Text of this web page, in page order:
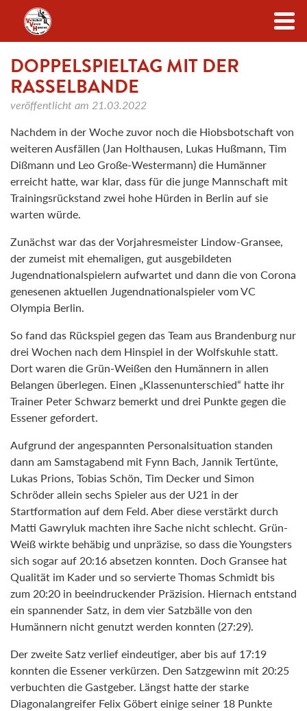
Zum Inhalt
DOPPELSPIELTAG MIT DER
RASSELBANDE
veröffentlicht am 21.03.2022
Nachdem in der Woche zuvor noch die Hiobsbotschaft von
weiteren Ausfällen (Jan Holthausen, Lukas Hußmann, Tim
Dißmann und Leo Große-Westermann) die Humänner
erreicht hatte, war klar, dass für die junge Mannschaft mit
Trainingsrückstand zwei hohe Hürden in Berlin auf sie
warten würde.
Zunächst war das der Vorjahresmeister Lindow-Gransee,
der zumeist mit ehemaligen, gut ausgebildeten
Jugendnationalspielern aufwartet und dann die von Corona
genesenen aktuellen Jugendnationalspieler vom VC
Olympia Berlin.
So fand das Rückspiel gegen das Team aus Brandenburg nur
drei Wochen nach dem Hinspiel in der Wolfskuhle statt.
Dort waren die Grün-Weißen den Humännern in allen
Belangen überlegen. Einen „Klassenunterschied“ hatte ihr
Trainer Peter Schwarz bemerkt und drei Punkte gegen die
Essener gefordert.
Aufgrund der angespannten Personalsituation standen
dann am Samstagabend mit Fynn Bach, Jannik Tertünte,
Lukas Prions, Tobias Schön, Tim Decker und Simon
Schröder allein sechs Spieler aus der U21 in der
Startformation auf dem Feld. Aber diese verstärkt durch
Matti Gawryluk machten ihre Sache nicht schlecht. Grün-
Weiß wirkte behäbig und unpräzise, so dass die Youngsters
sich sogar auf 20:16 absetzen konnten. Doch Gransee hat
Qualität im Kader und so servierte Thomas Schmidt bis
zum 20:20 in beeindruckender Präzision. Hiernach entstand
ein spannender Satz, in dem vier Satzbälle von den
Humännern nicht genutzt werden konnten (27:29).
Der zweite Satz verlief eindeutiger, aber bis auf 17:19
konnten die Essener verkürzen. Den Satzgewinn mit 20:25
verbuchten die Gastgeber. Längst hatte der starke
Diagonalangreifer Felix Göbert einige seiner 18 Punkte